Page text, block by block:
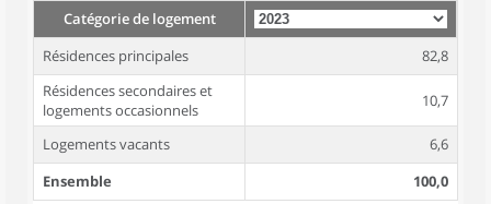
Catégorie de logement
Résidences principales
82,8
Résidences secondaires et
logements occasionnels
10,7
Logements vacants
6,6
Ensemble
100,0